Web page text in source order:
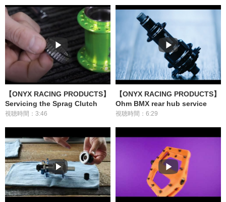
【ONYX RACING PRODUCTS】
Servicing the Sprag Clutch
視聴時間：3:46
【ONYX RACING PRODUCTS】
Ohm BMX rear hub service
視聴時間：6:29